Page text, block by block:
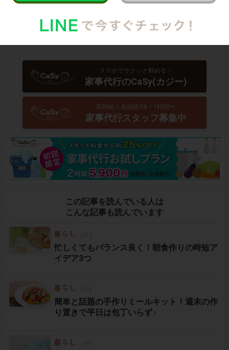
CaSyジャーナル編集部
スマホでサクッと頼める！
家事代行のCaSy(カジー)
高時給！未経験OK！1時間〜
家事代行スタッフ募集中
この記事を読んでいる人は
こんな記事も読んでいます
忙しくてもバランス良く！朝食作りの時短ア
イデア3つ
簡単と話題の手作りミールキット！週末の作
り置きで平日は包丁いらず♪